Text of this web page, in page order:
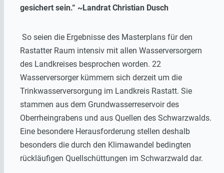
gesichert sein.“ ~Landrat Christian Dusch
So seien die Ergebnisse des Masterplans für den
Rastatter Raum intensiv mit allen Wasserversorgern
des Landkreises besprochen worden. 22
Wasserversorger kümmern sich derzeit um die
Trinkwasserversorgung im Landkreis Rastatt. Sie
stammen aus dem Grundwasserreservoir des
Oberrheingrabens und aus Quellen des Schwarzwalds.
Eine besondere Herausforderung stellen deshalb
besonders die durch den Klimawandel bedingten
rückläufigen Quellschüttungen im Schwarzwald dar.